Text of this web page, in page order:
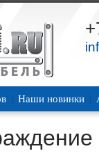
Наши новинки